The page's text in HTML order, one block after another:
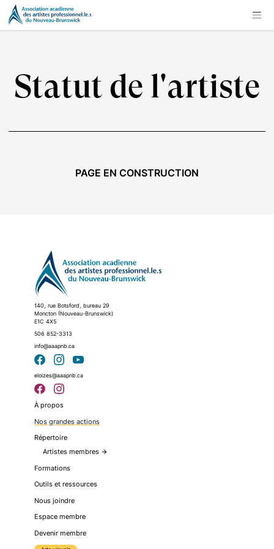
Statut de l'artiste
PAGE EN CONSTRUCTION
140, rue Botsford, bureau 29
Moncton (Nouveau-Brunswick)
E1C 4X5
506 852-3313
info@aaapnb.ca
eloizes@aaapnb.ca
À propos
Nos grandes actions
Répertoire
Artistes membres arrow_forward
Formations
Outils et ressources
Nous joindre
Espace membre
Devenir membre